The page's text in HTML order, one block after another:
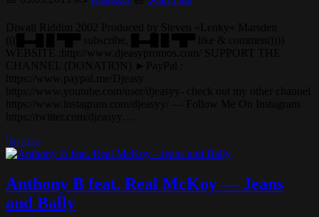
Читать
Anthony B feat. Real McKoy — Jeans
and Bally